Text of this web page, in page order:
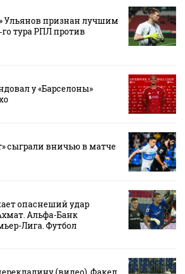
Ульянов признан лучшим
тура РПЛ против
у «Барселоны»
сыграли вничью в матче
опаснеший удар
Альфа-Банк
Лига. Футбол